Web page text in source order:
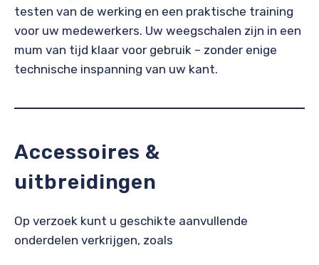
testen van de werking en een praktische training
voor uw medewerkers. Uw weegschalen zijn in een
mum van tijd klaar voor gebruik – zonder enige
technische inspanning van uw kant.
Accessoires &
uitbreidingen
Op verzoek kunt u geschikte aanvullende
onderdelen verkrijgen, zoals